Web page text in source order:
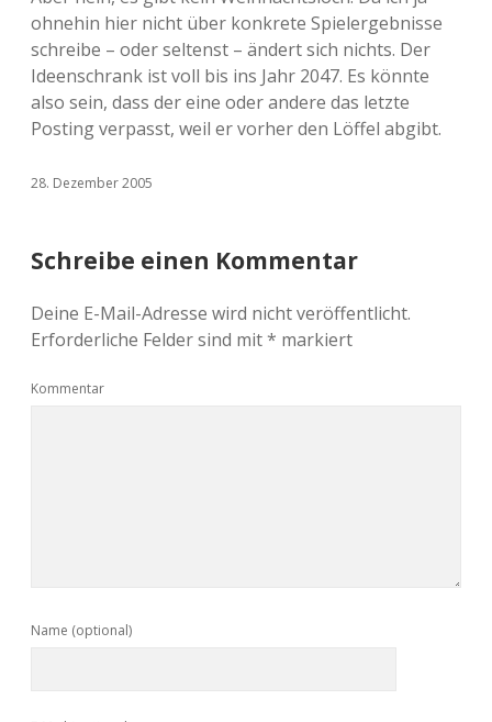
ohnehin hier nicht über konkrete Spielergebnisse
schreibe – oder seltenst – ändert sich nichts. Der
Ideenschrank ist voll bis ins Jahr 2047. Es könnte
also sein, dass der eine oder andere das letzte
Posting verpasst, weil er vorher den Löffel abgibt.
28. Dezember 2005
Schreibe einen Kommentar
Deine E-Mail-Adresse wird nicht veröffentlicht.
Erforderliche Felder sind mit* markiert
Kommentar
Name (optional)